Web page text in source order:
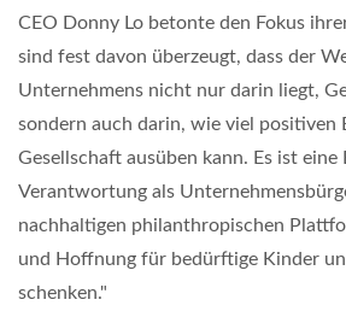
CEO Donny Lo betonte den Fokus
sind fest davon überzeugt, dass der
Unternehmens nicht nur darin liegt,
sondern auch darin, wie viel positiven
Gesellschaft ausüben kann. Es ist eine
Verantwortung als
nachhaltigen philanthropischen
und Hoffnung für bedürftige Kinder
schenken."